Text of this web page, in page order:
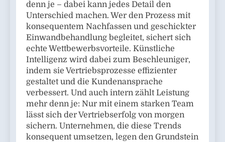
denn je – dabei kann jedes Detail den
Unterschied machen. Wer den Prozess mit
konsequentem Nachfassen und geschickter
Einwandbehandlung begleitet, sichert sich
echte Wettbewerbsvorteile. Künstliche
Intelligenz wird dabei zum Beschleuniger,
indem sie Vertriebsprozesse effizienter
gestaltet und die Kundenansprache
verbessert. Und auch intern zählt Leistung
mehr denn je: Nur mit einem starken Team
lässt sich der Vertriebserfolg von morgen
sichern. Unternehmen, die diese Trends
konsequent umsetzen, legen den Grundstein